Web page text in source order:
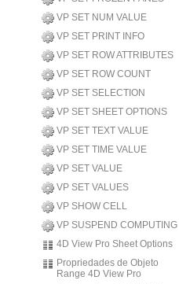
VP SET NUM VALUE
VP SET PRINT INFO
VP SET ROW ATTRIBUTES
VP SET ROW COUNT
VP SET SELECTION
VP SET SHEET OPTIONS
VP SET TEXT VALUE
VP SET TIME VALUE
VP SET VALUE
VP SET VALUES
VP SHOW CELL
VP SUSPEND COMPUTING
4D View Pro Sheet Options
Propriedades de Objeto
Range 4D View Pro